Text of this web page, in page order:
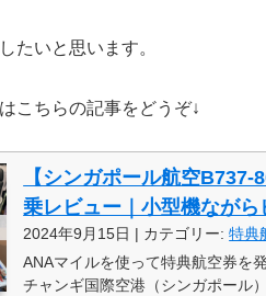
たいと思います。
こちらの記事をどうぞ↓
【シンガポール航空
乗レビュー｜小型機なが
2024年9月15日 | カテゴリー:特典
ANAマイルを使って特典航空券を
チャンギ国際空港（シンガポール